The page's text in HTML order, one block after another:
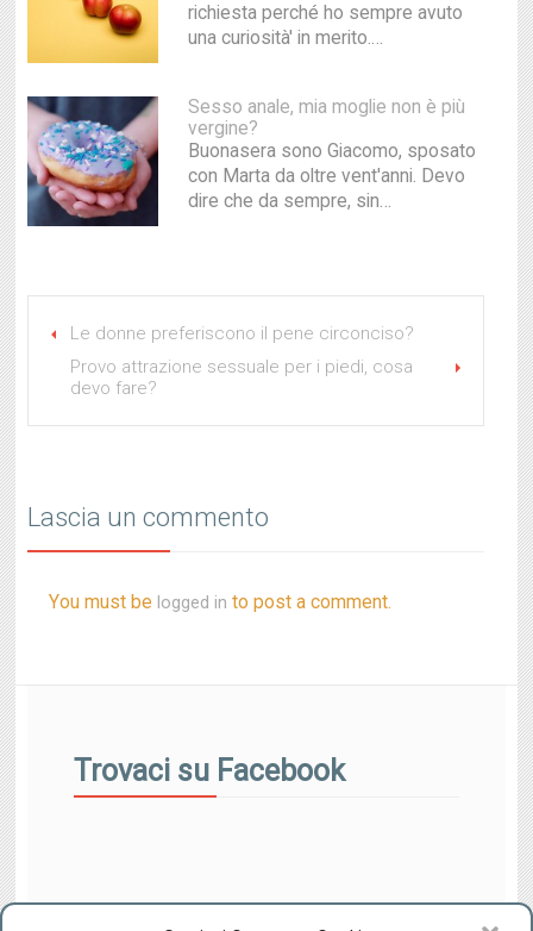
richiesta perché ho sempre avuto
una curiosità' in merito.…
Sesso anale, mia moglie non è più
vergine?
Buonasera sono Giacomo, sposato
con Marta da oltre vent'anni. Devo
dire che da sempre, sin…
Le donne preferiscono il pene circonciso?
Provo attrazione sessuale per i piedi, cosa
devo fare?
Lascia un commento
You must be logged in to post a comment.
Trovaci su Facebook